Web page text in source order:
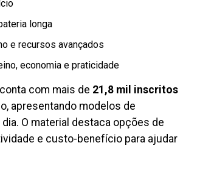
longa
e recursos avançados
economia e praticidade
com mais de 21,8 mil inscritos
apresentando modelos de
O material destaca opções de
e custo-benefício para ajudar